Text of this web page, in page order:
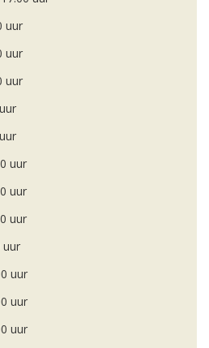
uur
uur
uur
uur
uur
uur
uur
uur
uur
uur